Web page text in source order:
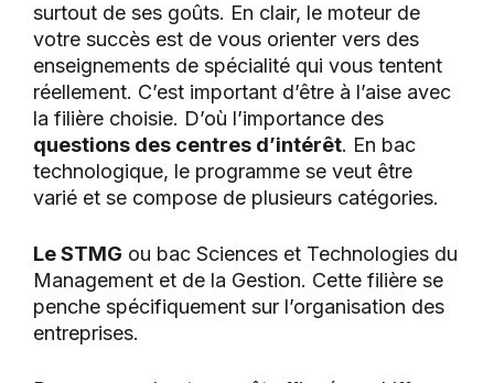
surtout de ses goûts. En clair, le moteur de
votre succès est de vous orienter vers des
enseignements de spécialité qui vous tentent
réellement. C’est important d’être à l’aise avec
la filière choisie. D’où l’importance des
questions des centres d’intérêt. En bac
technologique, le programme se veut être
varié et se compose de plusieurs catégories.
Le STMG ou bac Sciences et Technologies du
Management et de la Gestion. Cette filière se
penche spécifiquement sur l’organisation des
entreprises.